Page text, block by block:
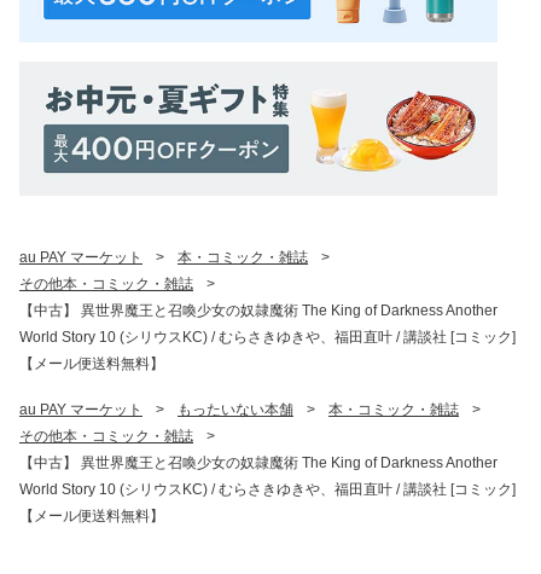
au PAY マーケット > 本・コミック・雑誌
>
その他本・コミック・雑誌
>
【中古】 異世界魔王と召喚少女の奴隷魔術 The King of Darkness Another
World Story 10 (シリウスKC) / むらさきゆきや、福田直叶 / 講談社 [コミック]
【メール便送料無料】
au PAY マーケット > もったいない本舗 > 本・コミック・雑誌
>
その他本・コミック・雑誌
>
【中古】 異世界魔王と召喚少女の奴隷魔術 The King of Darkness Another
World Story 10 (シリウスKC) / むらさきゆきや、福田直叶 / 講談社 [コミック]
【メール便送料無料】